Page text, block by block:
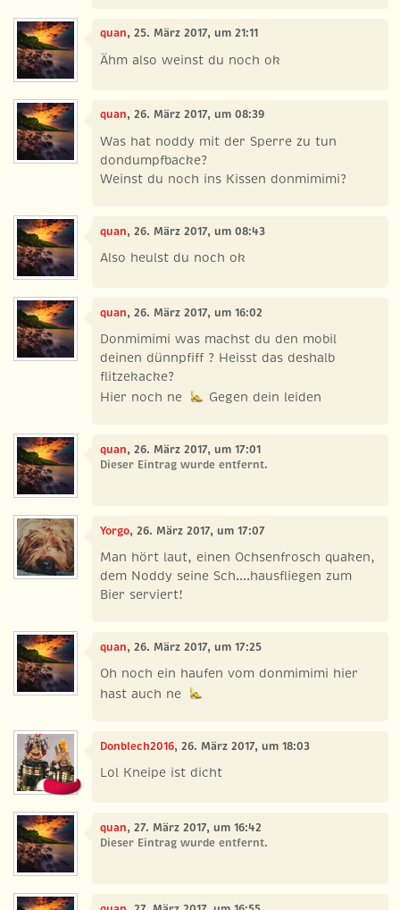
quan, 25. März 2017, um 21:11
Ähm also weinst du noch ok
quan, 26. März 2017, um 08:39
Was hat noddy mit der Sperre zu tun
dondumpfbacke?
Weinst du noch ins Kissen donmimimi?
quan, 26. März 2017, um 08:43
Also heulst du noch ok
quan, 26. März 2017, um 16:02
Donmimimi was machst du den mobil
deinen dünnpfiff ? Heisst das deshalb
flitzekacke?
Hier noch ne
Gegen dein leiden
quan, 26. März 2017, um 17:01
Dieser Eintrag wurde entfernt.
Yorgo, 26. März 2017, um 17:07
Man hört laut, einen Ochsenfrosch quaken,
dem Noddy seine Sch....hausfliegen zum
Bier serviert!
quan, 26. März 2017, um 17:25
Oh noch ein haufen vom donmimimi hier
hast auch ne
Donblech2016, 26. März 2017, um 18:03
Lol Kneipe ist dicht
quan, 27. März 2017, um 16:42
Dieser Eintrag wurde entfernt.